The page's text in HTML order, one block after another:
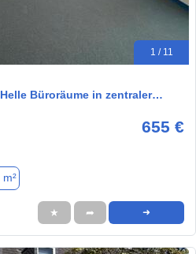
1 / 11
Büroräume in zentraler…
655 €
★ ➦ ➜